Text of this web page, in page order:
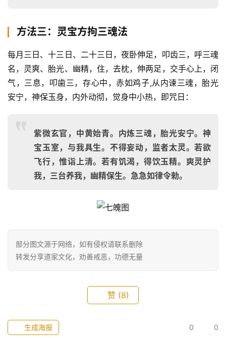
方法三：灵宝方拘三魂法
每月三日、十三日、二十三日，夜卧伸足，叩齿三，呼三魂
名，灵爽、胎光、幽精，住，去枕，伸两足，交手心上，闭
气，三息，叩歯三，存心中，赤如鸡子,从内谏三魂，胎光
安宁，神保玉身，内外动彻，觉身中小热，即咒日：
紫微玄官，中黄始青。内炼三魂，胎光安宁。神
宝玉室，与我具生。不得妄动，监者太灵。若欲
飞行，惟诣上清。若有饥渴，得饮玉精。爽灵护
我，三台养我，幽精保生。急急如律令勑。
部分图文源于网络，如有侵权请联系删除
转发分享道家文化，劝善戒恶，功德无量
赞 (8)
0 0
生成海报